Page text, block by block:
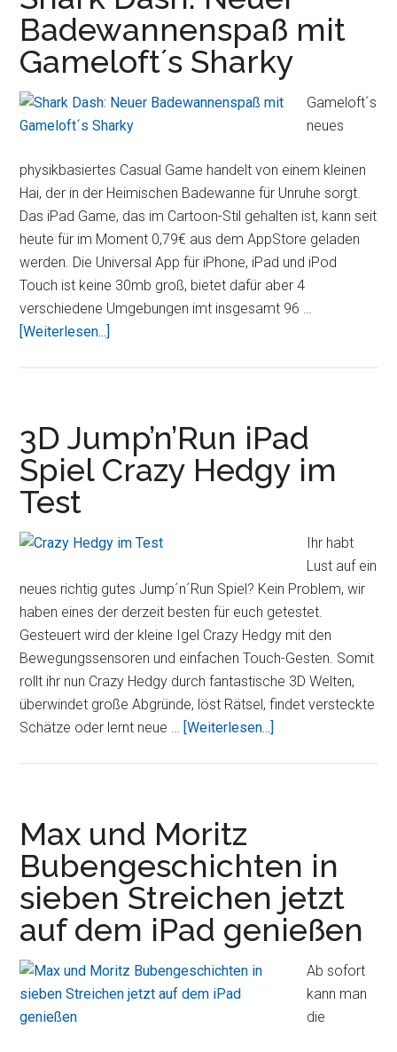
Projektor
von
BenQ
für
iOS
Geräte
Badewannenspaß mit
Gameloft´s Sharky
Gameloft´s
neues
physikbasiertes Casual Game handelt von einem kleinen
Hai, der in der Heimischen Badewanne für Unruhe sorgt.
Das iPad Game, das im Cartoon-Stil gehalten ist, kann seit
heute für im Moment 0,79€ aus dem AppStore geladen
werden. Die Universal App für iPhone, iPad und iPod
Touch ist keine 30mb groß, bietet dafür aber 4
verschiedene Umgebungen imt insgesamt 96 …
[Weiterlesen...]
Gameloft
´s
3D Jump’n’Run iPad
Spiel Crazy Hedgy im
Test
Ihr habt
Lust auf ein
neues richtig gutes Jump´n´Run Spiel? Kein Problem, wir
haben eines der derzeit besten für euch getestet.
Gesteuert wird der kleine Igel Crazy Hedgy mit den
Bewegungssensoren und einfachen Touch-Gesten. Somit
rollt ihr nun Crazy Hedgy durch fantastische 3D Welten,
überwindet große Abgründe, löst Rätsel, findet versteckte
Schätze oder lernt neue … [Weiterlesen...]
im
Test
Max und Moritz
Bubengeschichten in
sieben Streichen jetzt
auf dem iPad genießen
Ab sofort
kann man
die